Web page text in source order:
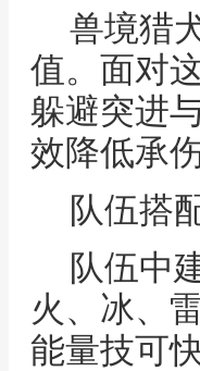
兽境猎
值。面对
躲避突进
效降低承
队伍搭
队伍中
火、冰、
能量技可